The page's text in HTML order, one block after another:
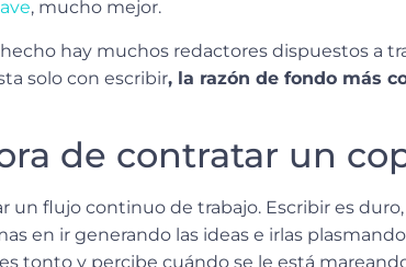
, mucho mejor.
hay muchos redactores dispuestos a
solo con escribir, la razón de fondo más
de contratar un
un flujo continuo de trabajo. Escribir es
en ir generando las ideas e irlas
tonto y percibe cuándo se le está